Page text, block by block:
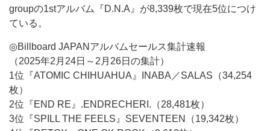
groupの1stアルバム『D.N.A』が8,339枚で現在5位につけ
ている。
◎Billboard JAPANアルバムセールス集計速報
（2025年2月24日～2月26日の集計）
1位『ATOMIC CHIHUAHUA』INABA／SALAS（34,254
枚）
2位『END RE』.ENDRECHERI.（28,481枚）
3位『SPILL THE FEELS』SEVENTEEN（19,342枚）